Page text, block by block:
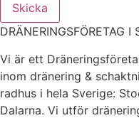
Skicka
DRÄNERINGSFÖRETAG I
Vi är ett
inom dränering &
radhus i hela Sverige:
Dalarna. Vi utför